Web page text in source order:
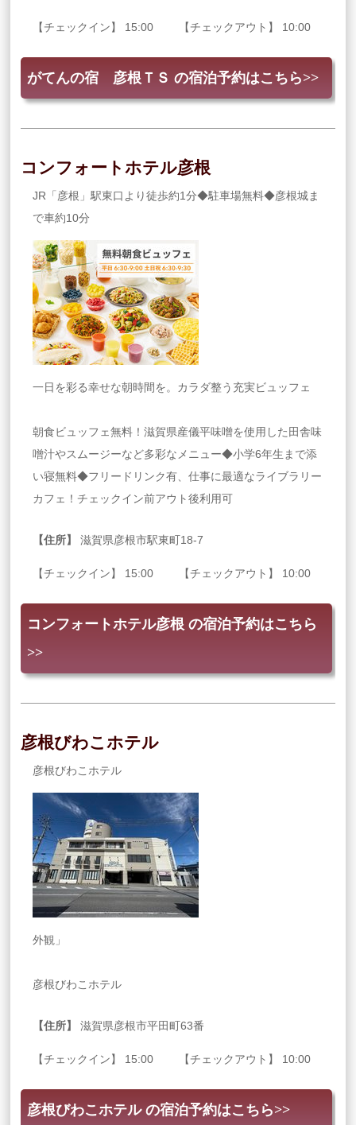
【チェックイン】 15:00 【チェックアウト】 10:00
がてんの宿 彦根ＴＳ の宿泊予約はこちら>>
コンフォートホテル彦根
JR「彦根」駅東口より徒歩約1分◆駐車場無料◆彦根城ま
で車約10分
一日を彩る幸せな朝時間を。カラダ整う充実ビュッフェ
朝食ビュッフェ無料！滋賀県産儀平味噌を使用した田舎味
噌汁やスムージーなど多彩なメニュー◆小学6年生まで添
い寝無料◆フリードリンク有、仕事に最適なライブラリー
カフェ！チェックイン前アウト後利用可
【住所】 滋賀県彦根市駅東町18-7
【チェックイン】 15:00 【チェックアウト】 10:00
コンフォートホテル彦根 の宿泊予約はこちら
>>
彦根びわこホテル
彦根びわこホテル
外観」
彦根びわこホテル
【住所】 滋賀県彦根市平田町63番
【チェックイン】 15:00 【チェックアウト】 10:00
彦根びわこホテル の宿泊予約はこちら>>